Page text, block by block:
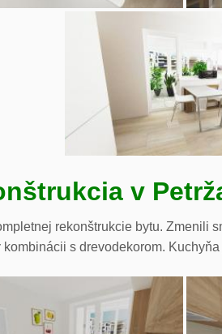
v
rekonštrukcie bytu. Zmenili
s drevodekorom.